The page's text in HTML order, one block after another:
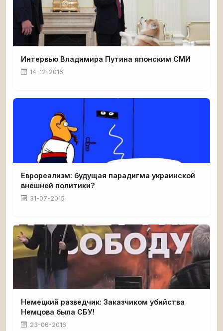
Интервью Владимира Путина японским СМИ
14-12-2016
Еврореализм: будущая парадигма украинской
внешней политики?
31-07-2015
Немецкий разведчик: Заказчиком убийства
Немцова была СБУ!
23-06-2016